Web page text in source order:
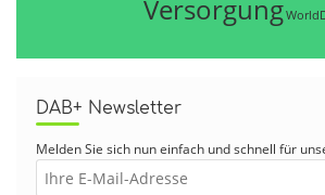
Versorgung
DAB+ Newsletter
Melden Sie sich nun einfach und schnell für